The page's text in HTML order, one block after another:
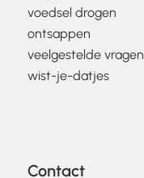
voedsel drogen
ontsappen
veelgestelde vragen
wist-je-datjes
Contact